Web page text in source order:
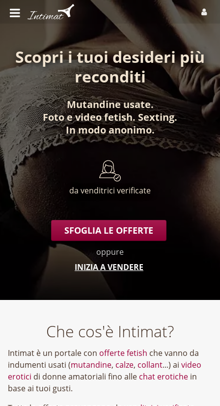
Scopri i tuoi desideri più
reconditi
Mutandine usate.
Fotoevideo fetish. Sexting.
In modo anonimo.
da venditrici verificate
SFOGLIA LE OFFERTE
oppure
INIZIA A VENDERE
Che cos'è Intimat?
Intimat è un portale con offerte fetish che vanno da
indumenti usati (mutandine, calze, collant...) ai video
erotici di donne amatoriali fino alle chat erotiche in
base ai tuoi gusti.